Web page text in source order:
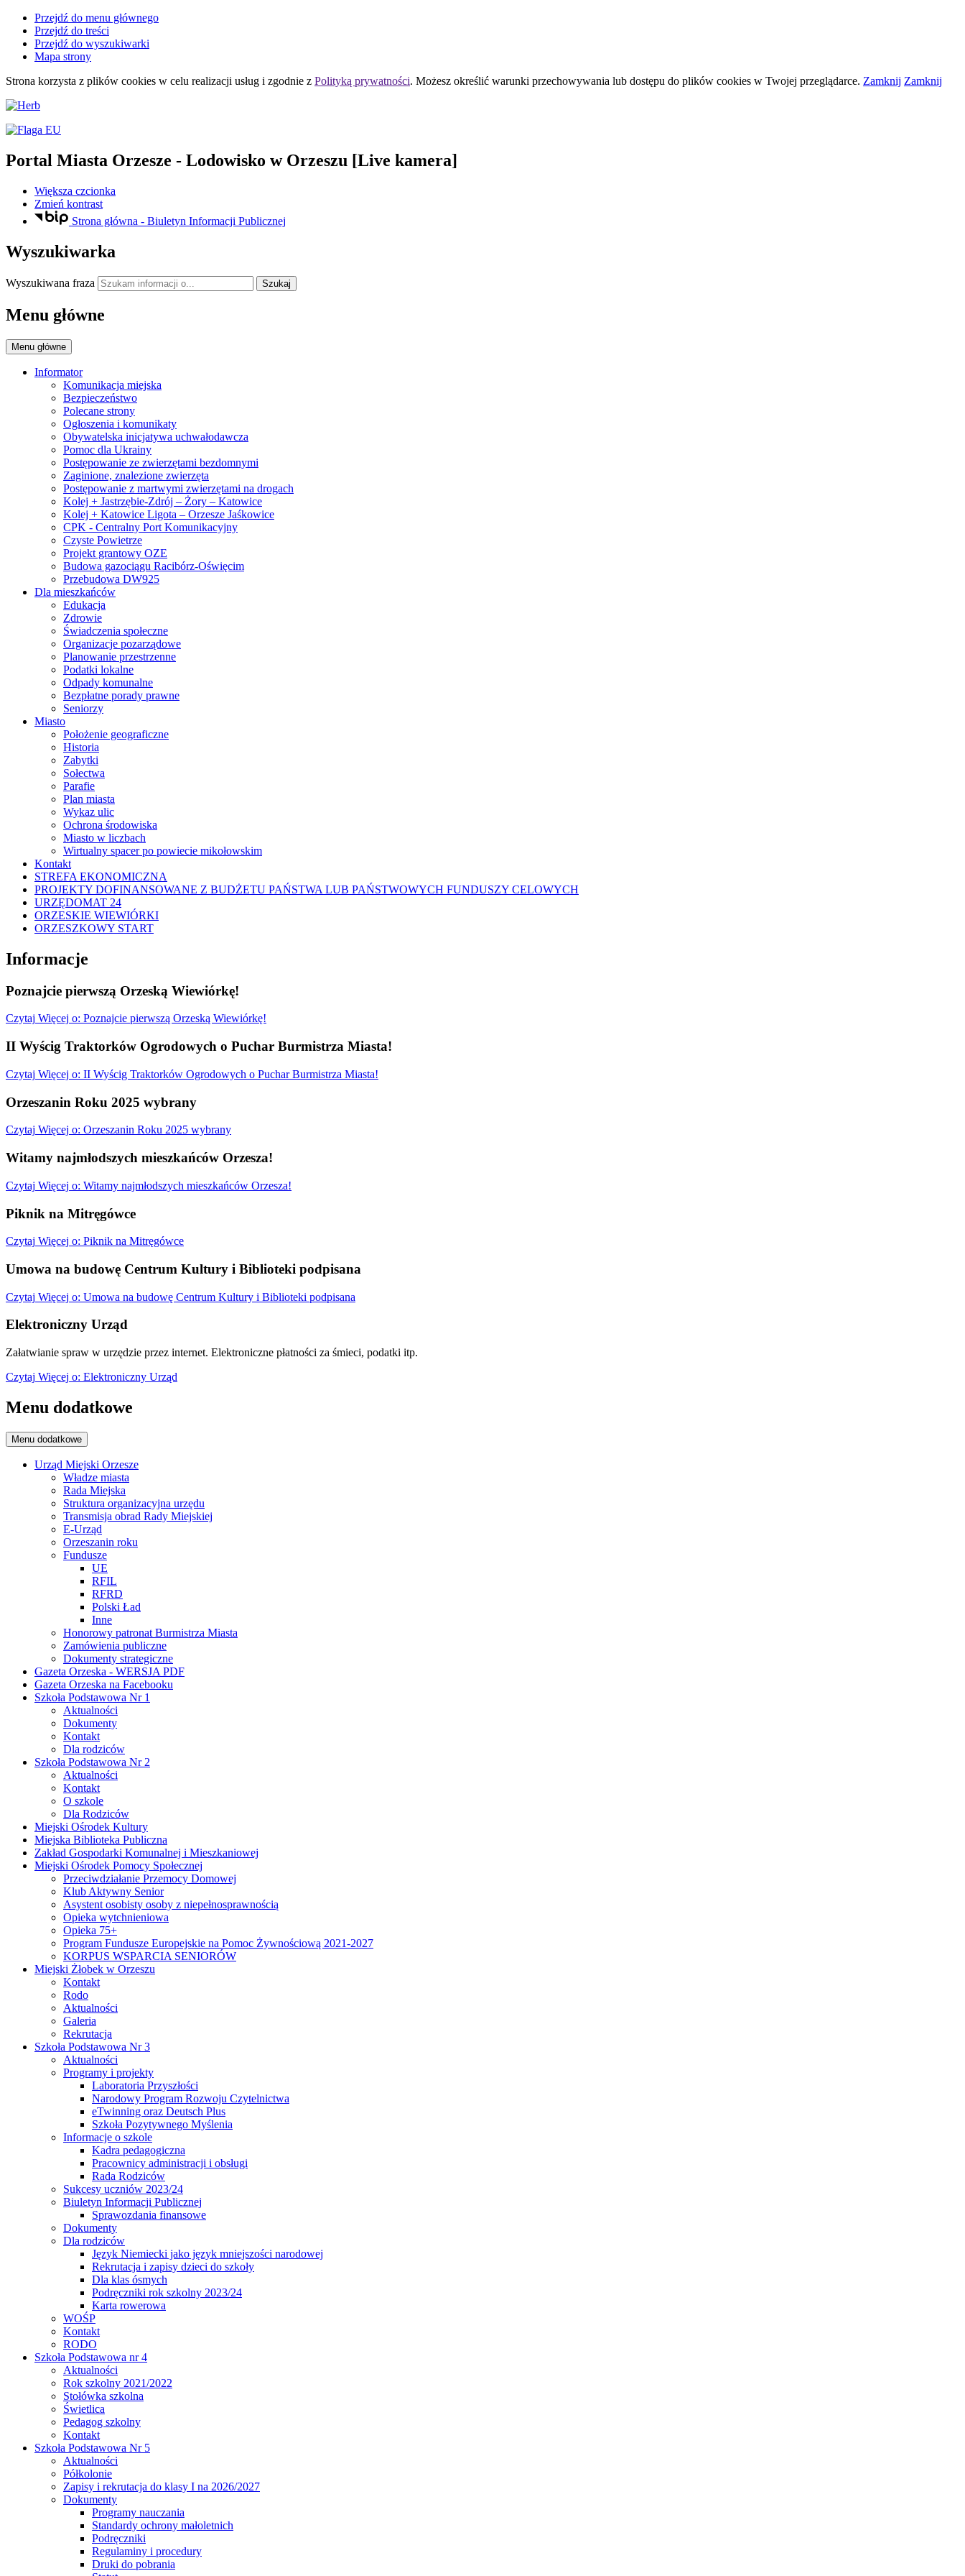
Przejdź do menu głównego
Przejdź do treści
Przejdź do wyszukiwarki
Mapa strony
Strona korzysta z plików cookies w celu realizacji usług i zgodnie z Polityką prywatności. Możesz określić warunki przechowywania lub dostępu do plików cookies w Twojej przeglądarce. Zamknij Zamknij
Portal Miasta Orzesze - Lodowisko w Orzeszu [Live kamera]
Większa czcionka
Zmień kontrast
Strona główna - Biuletyn Informacji Publicznej
Wyszukiwarka
Wyszukiwana fraza Szukaj
Menu główne
Menu główne
Informator
Komunikacja miejska
Bezpieczeństwo
Polecane strony
Ogłoszenia i komunikaty
Obywatelska inicjatywa uchwałodawcza
Pomoc dla Ukrainy
Postępowanie ze zwierzętami bezdomnymi
Zaginione, znalezione zwierzęta
Postępowanie z martwymi zwierzętami na drogach
Kolej + Jastrzębie-Zdrój – Żory – Katowice
Kolej + Katowice Ligota – Orzesze Jaśkowice
CPK - Centralny Port Komunikacyjny
Czyste Powietrze
Projekt grantowy OZE
Budowa gazociągu Racibórz-Oświęcim
Przebudowa DW925
Dla mieszkańców
Edukacja
Zdrowie
Świadczenia społeczne
Organizacje pozarządowe
Planowanie przestrzenne
Podatki lokalne
Odpady komunalne
Bezpłatne porady prawne
Seniorzy
Miasto
Położenie geograficzne
Historia
Zabytki
Sołectwa
Parafie
Plan miasta
Wykaz ulic
Ochrona środowiska
Miasto w liczbach
Wirtualny spacer po powiecie mikołowskim
Kontakt
STREFA EKONOMICZNA
PROJEKTY DOFINANSOWANE Z BUDŻETU PAŃSTWA LUB PAŃSTWOWYCH FUNDUSZY CELOWYCH
URZĘDOMAT 24
ORZESKIE WIEWIÓRKI
ORZESZKOWY START
Informacje
Poznajcie pierwszą Orzeską Wiewiórkę!
Czytaj Więcej o: Poznajcie pierwszą Orzeską Wiewiórkę!
II Wyścig Traktorków Ogrodowych o Puchar Burmistrza Miasta!
Czytaj Więcej o: II Wyścig Traktorków Ogrodowych o Puchar Burmistrza Miasta!
Orzeszanin Roku 2025 wybrany
Czytaj Więcej o: Orzeszanin Roku 2025 wybrany
Witamy najmłodszych mieszkańców Orzesza!
Czytaj Więcej o: Witamy najmłodszych mieszkańców Orzesza!
Piknik na Mitręgówce
Czytaj Więcej o: Piknik na Mitręgówce
Umowa na budowę Centrum Kultury i Biblioteki podpisana
Czytaj Więcej o: Umowa na budowę Centrum Kultury i Biblioteki podpisana
Elektroniczny Urząd
Załatwianie spraw w urzędzie przez internet. Elektroniczne płatności za śmieci, podatki itp.
Czytaj Więcej o: Elektroniczny Urząd
Menu dodatkowe
Menu dodatkowe
Urząd Miejski Orzesze
Władze miasta
Rada Miejska
Struktura organizacyjna urzędu
Transmisja obrad Rady Miejskiej
E-Urząd
Orzeszanin roku
Fundusze
UE
RFIL
RFRD
Polski Ład
Inne
Honorowy patronat Burmistrza Miasta
Zamówienia publiczne
Dokumenty strategiczne
Gazeta Orzeska - WERSJA PDF
Gazeta Orzeska na Facebooku
Szkoła Podstawowa Nr 1
Aktualności
Dokumenty
Kontakt
Dla rodziców
Szkoła Podstawowa Nr 2
Aktualności
Kontakt
O szkole
Dla Rodziców
Miejski Ośrodek Kultury
Miejska Biblioteka Publiczna
Zakład Gospodarki Komunalnej i Mieszkaniowej
Miejski Ośrodek Pomocy Społecznej
Przeciwdziałanie Przemocy Domowej
Klub Aktywny Senior
Asystent osobisty osoby z niepełnosprawnością
Opieka wytchnieniowa
Opieka 75+
Program Fundusze Europejskie na Pomoc Żywnościową 2021-2027
KORPUS WSPARCIA SENIORÓW
Miejski Żłobek w Orzeszu
Kontakt
Rodo
Aktualności
Galeria
Rekrutacja
Szkoła Podstawowa Nr 3
Aktualności
Programy i projekty
Laboratoria Przyszłości
Narodowy Program Rozwoju Czytelnictwa
eTwinning oraz Deutsch Plus
Szkoła Pozytywnego Myślenia
Informacje o szkole
Kadra pedagogiczna
Pracownicy administracji i obsługi
Rada Rodziców
Sukcesy uczniów 2023/24
Biuletyn Informacji Publicznej
Sprawozdania finansowe
Dokumenty
Dla rodziców
Język Niemiecki jako język mniejszości narodowej
Rekrutacja i zapisy dzieci do szkoły
Dla klas ósmych
Podręczniki rok szkolny 2023/24
Karta rowerowa
WOŚP
Kontakt
RODO
Szkoła Podstawowa nr 4
Aktualności
Rok szkolny 2021/2022
Stołówka szkolna
Świetlica
Pedagog szkolny
Kontakt
Szkoła Podstawowa Nr 5
Aktualności
Półkolonie
Zapisy i rekrutacja do klasy I na 2026/2027
Dokumenty
Programy nauczania
Standardy ochrony małoletnich
Podręczniki
Regulaminy i procedury
Druki do pobrania